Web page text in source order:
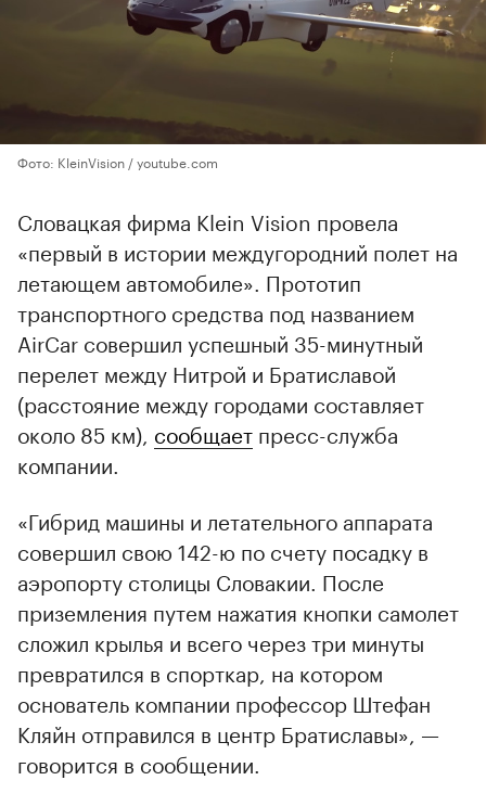
Фото: KleinVision / youtube.com
Словацкая фирма Klein Vision провела
«первый в истории междугородний полет на
летающем автомобиле». Прототип
транспортного средства под названием
AirCar совершил успешный 35-минутный
перелет между Нитрой и Братиславой
(расстояние между городами составляет
около 85 км), сообщает пресс-служба
компании.
«Гибрид машины и летательного аппарата
совершил свою 142-ю по счету посадку в
аэропорту столицы Словакии. После
приземления путем нажатия кнопки самолет
сложил крылья и всего через три минуты
превратился в спорткар, на котором
основатель компании профессор Штефан
Кляйн отправился в центр Братиславы», —
говорится в сообщении.